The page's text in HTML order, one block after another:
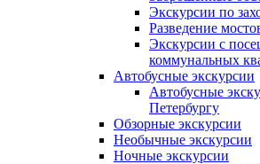
Экскурсии по
Разведение
Экскурсии с
коммунальных
Автобусные экскурсии
Автобусные
Петербургу
Обзорные экскурсии
Необычные экскурсии
Ночные экскурсии